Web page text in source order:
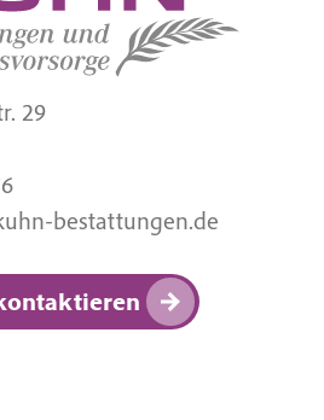
29
bestattungen.de